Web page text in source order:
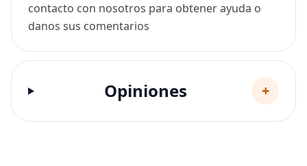
contacto con nosotros para obtener ayuda o
danos sus comentarios
Opiniones +